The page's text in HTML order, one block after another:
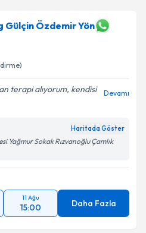
Gülçin Özdemir Yön
terapi alıyorum, kendisi
Devamı
Haritada Göster
Yağmur Sokak Rızvanoğlu Çamlık
11 Ağu
15:00 Daha Fazla